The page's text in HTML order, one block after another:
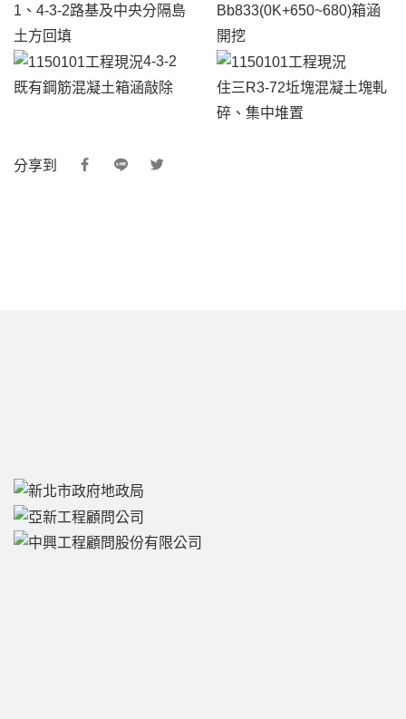
1、4-3-2路基及中央分隔島
土方回填
Bb833(0K+650~680)箱涵
開挖
4-3-2
既有鋼筋混凝土箱涵敲除
住三R3-72坵塊混凝土塊軋
碎、集中堆置
分享到